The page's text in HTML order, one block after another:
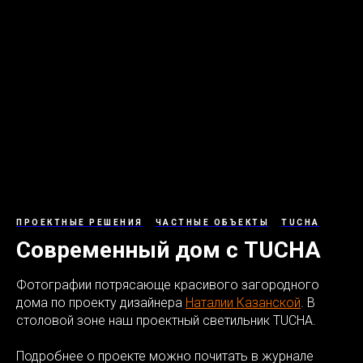
ПРОЕКТНЫЕ РЕШЕНИЯ ЧАСТНЫЕ ОБЪЕКТЫ TUCHA
Современный дом с TUCHA
Фотографии потрясающе красивого загородного
дома по проекту дизайнера Наталии Казанской . В
столовой зоне наш проектный светильник TUCHA.
Подробнее о проекте можно почитать в журнале